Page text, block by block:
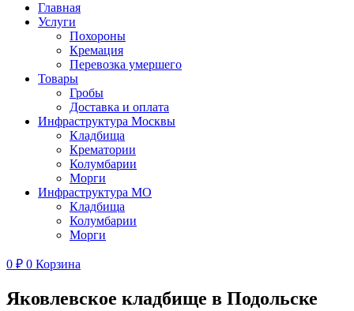
Главная
Услуги
Похороны
Кремация
Перевозка умершего
Товары
Гробы
Доставка и оплата
Инфраструктура Москвы
Кладбища
Крематории
Колумбарии
Морги
Инфраструктура МО
Кладбища
Колумбарии
Морги
0 ₽ 0 Корзина
Яковлевское кладбище в Подольске